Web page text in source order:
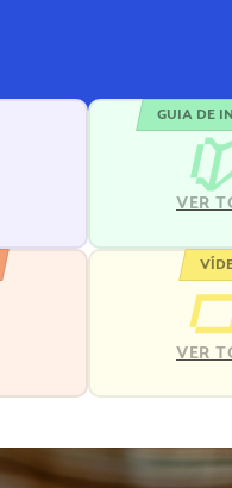
GUIA DE
VER
VER